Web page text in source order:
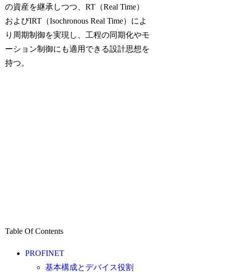
の資産を継承しつつ、RT （Real Time）
およびIRT （Isochronous Real Time）によ
り周期制御を実現し、工程の同期化やモ
ーション制御にも適用できる設計思想を
持つ。
Table Of Contents
PROFINET
基本構成とデバイス役割